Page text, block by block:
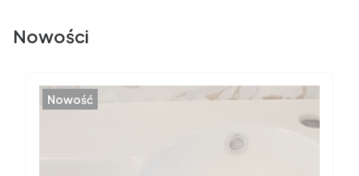
Nowości
Nowość